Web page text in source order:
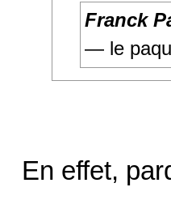
Franck
— le
En effet,